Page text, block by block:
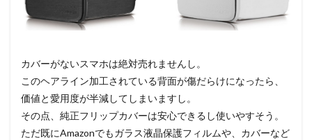
カバーがないスマホは絶対売れませんし。
このヘアライン加工されている背面が傷だらけになったら、
価値と愛用度が半減してしまいますし。
その点、純正フリップカバーは安心できるし使いやすそう。
ただ既にAmazonでもガラス液晶保護フィルムや、カバーなど